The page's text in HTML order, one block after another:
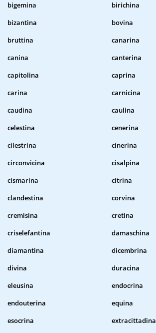
bigemina
birichina
bizantina
bovina
bruttina
canarina
canina
canterina
capitolina
caprina
carina
carnicina
caudina
caulina
celestina
cenerina
cilestrina
cinerina
circonvicina
cisalpina
cismarina
citrina
clandestina
corvina
cremisina
cretina
criselefantina
damaschina
diamantina
dicembrina
divina
duracina
eleusina
endocrina
endouterina
equina
esocrina
extracittadina